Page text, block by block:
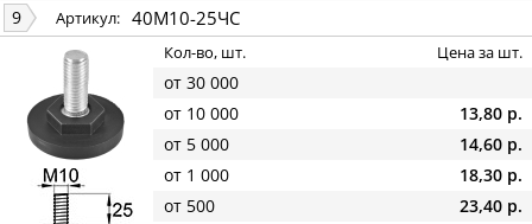
9 Артикул: 40М10-25ЧС
Кол-во, шт. Цена за шт.
от 30 000
от 10 000
13,80 р.
от 5 000
14,60 р.
от 1 000
18,30 р.
от 500
23,40 р.